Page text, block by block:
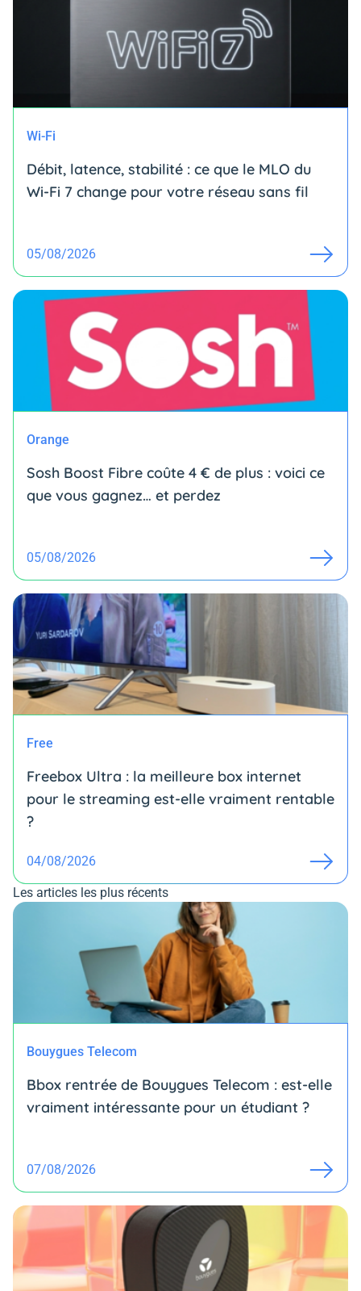
Wi-Fi
Débit, latence, stabilité : ce que le MLO du
Wi-Fi 7 change pour votre réseau sans fil
05/08/2026
Orange
Sosh Boost Fibre coûte 4 € de plus : voici ce
que vous gagnez… et perdez
05/08/2026
Free
Freebox Ultra : la meilleure box internet
pour le streaming est-elle vraiment rentable
?
04/08/2026
Les articles les plus récents
Bouygues Telecom
Bbox rentrée de Bouygues Telecom : est-elle
vraiment intéressante pour un étudiant ?
07/08/2026